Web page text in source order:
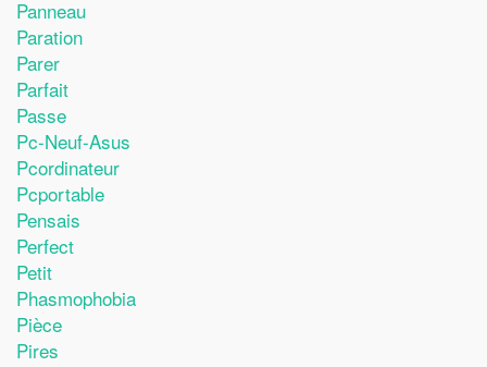
Panneau
Paration
Parer
Parfait
Passe
Pc-Neuf-Asus
Pcordinateur
Pcportable
Pensais
Perfect
Petit
Phasmophobia
Pièce
Pires